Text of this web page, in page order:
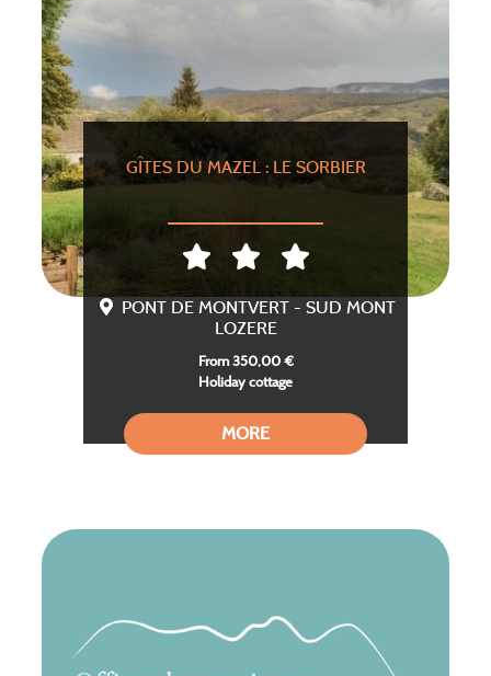
GÎTES DU MAZEL : LE SORBIER
PONT DE MONTVERT - SUD MONT
LOZERE
From 350,00 €
Holiday cottage
MORE